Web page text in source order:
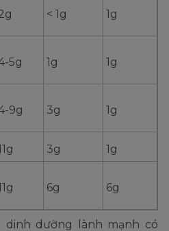
< 1g 1g
5g 1g 1g
9g 3g 1g
3g 1g
6g 6g
dinh dưỡng lành mạnh có